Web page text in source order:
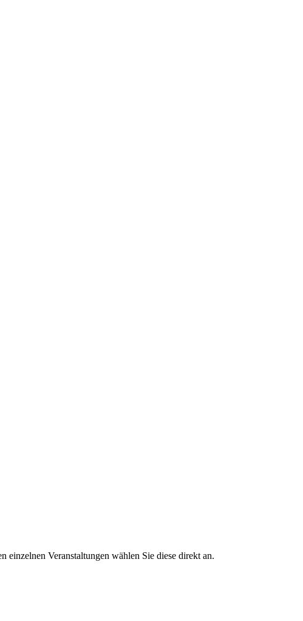
Veranstaltungen wählen Sie diese direkt an.